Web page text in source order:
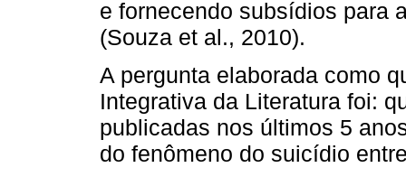
e fornecendo subsídios para
(Souza et al., 2010).
A pergunta elaborada como
Integrativa da Literatura foi:
publicadas nos últimos 5
do fenômeno do suicídio